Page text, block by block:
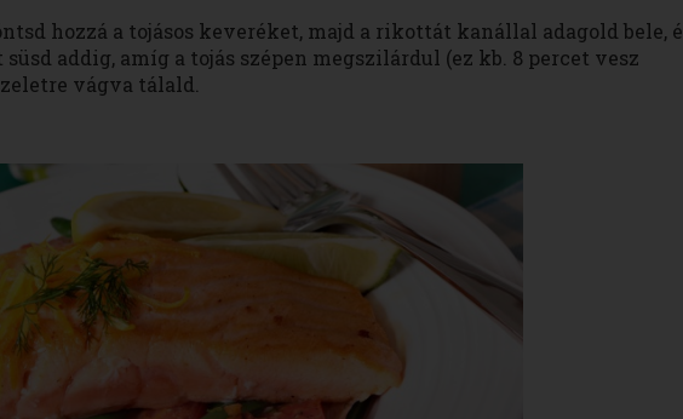
hozzá a tojásos keveréket, majd a rikottát kanállal adagold bele,
addig, amíg a tojás szépen megszilárdul (ez kb. 8 percet vesz
vágva tálald.